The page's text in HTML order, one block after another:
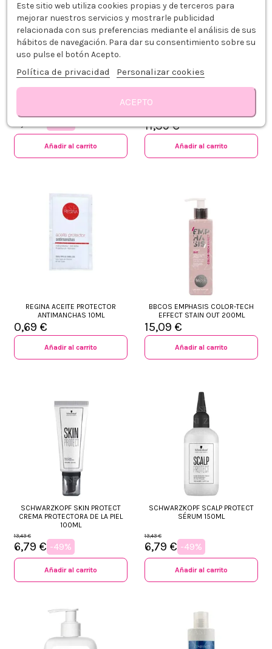
Añadir al carrito
11,39 €
Añadir al carrito
REGINA ACEITE PROTECTOR
ANTIMANCHAS 10ML
0,69 €
Añadir al carrito
BBCOS EMPHASIS COLOR-TECH
EFFECT STAIN OUT 200ML
15,09 €
Añadir al carrito
SCHWARZKOPF SKIN PROTECT
CREMA PROTECTORA DE LA PIEL
100ML
13,43 €
6,79 € -49%
Añadir al carrito
SCHWARZKOPF SCALP PROTECT
SÉRUM 150ML
13,43 €
6,79 € -49%
Añadir al carrito
Este sitio web utiliza cookies propias y de terceros para
mejorar nuestros servicios y mostrarle publicidad
relacionada con sus preferencias mediante el análisis de sus
hábitos de navegación. Para dar su consentimiento sobre su
uso pulse el botón Acepto.
Política de privacidad Personalizar cookies
ACEPTO